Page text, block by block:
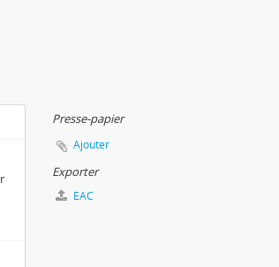
Presse-papier
Ajouter
Exporter
EAC